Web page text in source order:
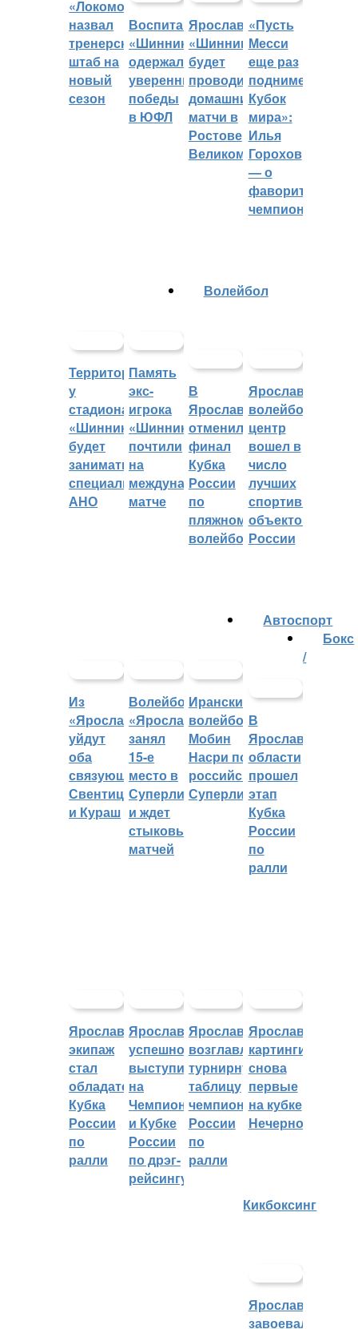
«Локомотив»
назвал
тренерский
штаб на
новый
сезон
Воспитанники
«Шинника»
одержали
уверенные
победы
в ЮФЛ
Ярославский
«Шинник»
будет
проводить
домашние
матчи в
Ростове
Великом
«Пусть
Месси
еще раз
поднимет
Кубок
мира»:
Илья
Горохов
— о
фаворитах
чемпионата
Территорией
у
стадиона
«Шинник»
будет
заниматься
специальное
АНО
Память
экс-
игрока
«Шинника»
почтили
на
международном
матче
Волейбол
В
Ярославле
отменили
финал
Кубка
России
по
пляжному
волейболу
Ярославский
волейбольный
центр
вошел в
число
лучших
спортивных
объектов
России
Из
«Ярославича»
уйдут
оба
связующих:
Свентицкис
и Кураш
Волейбольный
«Ярославич»
занял
15-е
место в
Суперлиге
и ждет
стыковых
матчей
Иранский
волейболист
Мобин
Насри покинет
российскую
Суперлигу
Автоспорт
В
Ярославской
области
прошел
этап
Кубка
России
по
ралли
Ярославский
экипаж
стал
обладателем
Кубка
России
по
ралли
Ярославцы
успешно
выступили
на
Чемпионате
и Кубке
России
по дрэг-
рейсингу
Ярославцы
возглавляют
турнирную
таблицу
чемпионата
России
по
ралли
Ярославские
картингисты
снова
первые
на кубке
Нечерноземья
Бокс
/
Кикбоксинг
Ярославцы
завоевали